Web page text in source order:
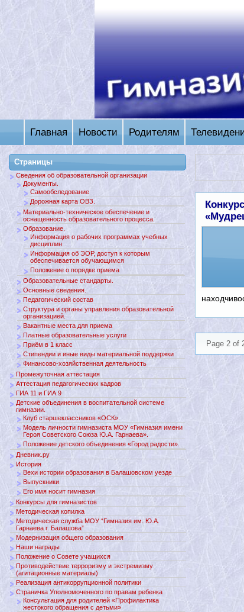
Главная Новости Родителям
Page 2 of
Страницы
Сведения об образовательной организации
Документы.
Самообследование
Дорожная карта ОВЗ.
Материально-техническое обеспечение и
оснащенность образовательного процесса.
Образование.
Информация о рабочих программах учебных
дисциплин
Информация об ЭОР, доступ к которым
обеспечивается обучающимся
Положение о порядке приема
Образовательные стандарты.
Основные сведения.
Педагогический состав
Структура и органы управления образовательной
организацией.
Вакантные места для приема
Платные образовательные услуги
Приём в 1 класс
Стипендии и иные виды материальной поддержки
Финансово-хозяйственная деятельность
Промежуточная аттестация
Аттестация педагогических кадров
ГИА 11 и ГИА 9
Детские объединения в воспитательной системе
гимназии.
Клуб старшеклассников «ОСК».
Модель личности гимназиста МОУ «Гимназия имени
Героя Советского Союза Ю.А. Гарнаева».
Положение детского объединения «Город радости».
Дневник.ру
История
Вехи истории образования в Балашовском уезде
Выпускники
Его имя носит гимназия
Конкурсы для гимназистов
Методическая копилка
Методическая служба МОУ “Гимназия им. Ю.А.
Гарнаева г. Балашова”
Модернизация общего образования
Наши награды
Положение о Совете учащихся
Противодействие терроризму и экстремизму
(агитационные материалы)
Реализация антикоррупционной политики
Страничка Уполномоченного по правам ребенка
Консультация для родителей «Профилактика
жестокого обращения с детьми»